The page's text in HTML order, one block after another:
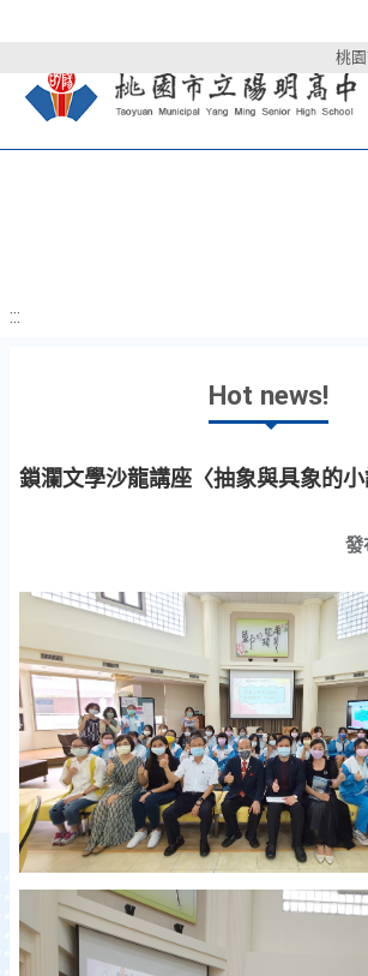
桃
:::
Hot news!
鎖瀾文學沙龍講座〈抽象與具象的小
發